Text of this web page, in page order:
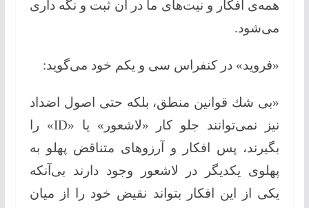
همه‌ی افكار و نیت‌های ما در آن ثبت و نگه داری
می‌شود.
«فروید» در كنفراس سی و یكم خود می‌گوید:
«بی شك قوانین منطق، بلكه حتی اصول اضداد
نیز نمی‌توانند جلو كار «لاشعور» یا «ID» را
بگیرند، پس افكار و آرزوهای متناقض پهلو به
پهلوی یكدیگر در لاشعور وجود دارند بی‌آنکه
یكی از این افكار بتواند نقیض خود را از میان